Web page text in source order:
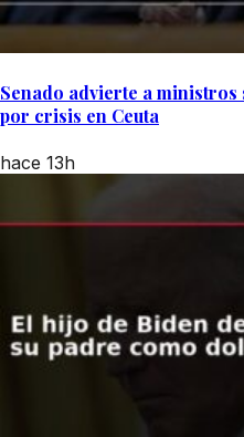
Senado advierte a
por crisis en Ceuta
hace 13h